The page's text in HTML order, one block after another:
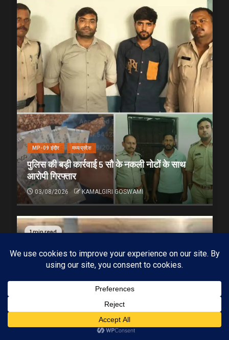
MP-09 इंदौर मध्यप्रदेश
पुलिस की बड़ी कार्रवाई 5 सौ के नकली नोटों के साथ
आरोपी गिरफ्तार
03/08/2026 KAMALGIRI GOSWAMI
1 min read